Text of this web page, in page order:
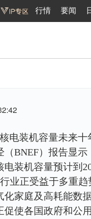
行情 要闻
核电装机容量未来
（BNEF）报告显
装机容量预计到
业正受益于多重
化家庭及高耗能数
促使各国政府和公